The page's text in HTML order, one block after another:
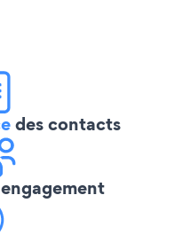
des contacts